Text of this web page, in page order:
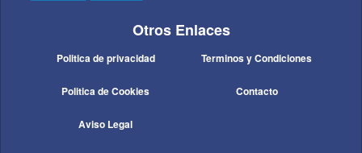
Otros Enlaces
Politica de privacidad
Politica de Cookies
Aviso Legal
Terminos y Condiciones
Contacto